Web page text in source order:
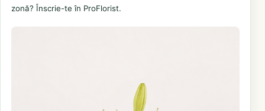
zonă? Înscrie-te în ProFlorist.